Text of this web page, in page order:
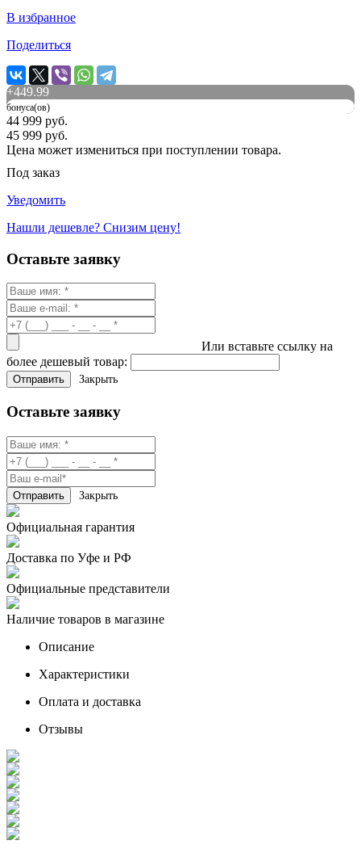
В избранное
Поделиться
+449.99
бонуса(ов)
44 999 руб.
45 999 руб.
Цена может измениться при поступлении товара.
Под заказ
Уведомить
Нашли дешевле? Снизим цену!
Оставьте заявку
Или вставьте ссылку на
более дешевый товар:
Закрыть
Оставьте заявку
Закрыть
Официальная гарантия
Доставка по Уфе и РФ
Официальные представители
Наличие товаров в магазине
Описание
Характеристики
Оплата и доставка
Отзывы